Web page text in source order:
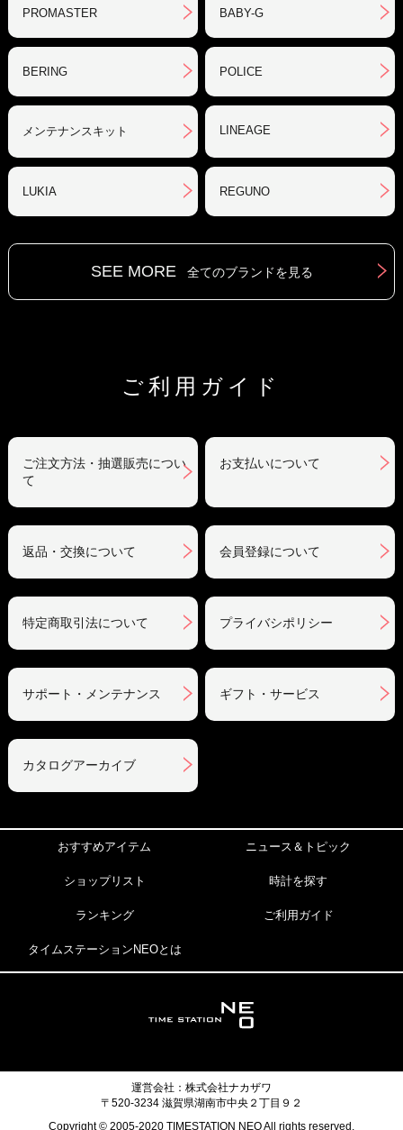
PROMASTER BABY-G
BERING POLICE
メンテナンスキット LINEAGE
LUKIA REGUNO
SEE MORE 全てのブランドを見る
ご利用ガイド
ご注文方法・抽選販売につい
て
お支払いについて
返品・交換について 会員登録について
特定商取引法について プライバシポリシー
サポート・メンテナンス ギフト・サービス
カタログアーカイブ
おすすめアイテム ニュース＆トピック
ショップリスト 時計を探す
ランキング ご利用ガイド
タイムステーションNEOとは
運営会社：株式会社ナカザワ
〒520-3234 滋賀県湖南市中央２丁目９２
Copyright © 2005-2020 TIMESTATION NEO All rights reserved.